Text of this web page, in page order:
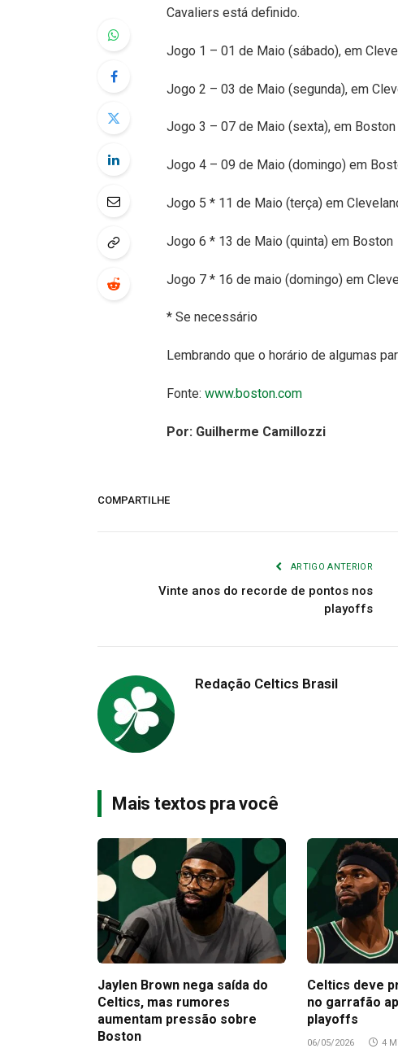
Cavaliers está definido.
Jogo 1 – 01 de Maio (sábado), em
Jogo 2 – 03 de Maio (segunda), em
Jogo 3 – 07 de Maio (sexta), em
Jogo 4 – 09 de Maio (domingo) em
Jogo 5 * 11 de Maio (terça) em
Jogo 6 * 13 de Maio (quinta) em Boston
Jogo 7 * 16 de maio (domingo) em
* Se necessário
Lembrando que o horário de algumas
Fonte: www.boston.com
Por: Guilherme Camillozzi
COMPARTILHE
ARTIGO ANTERIOR
Vinte anos do recorde de pontos nos
playoffs
Redação Celtics Brasil
Mais textos pra você
Jaylen Brown nega saída do
Celtics, mas rumores
aumentam pressão sobre
Boston
Celtics deve
no garrafão
playoffs
06/05/2026 4